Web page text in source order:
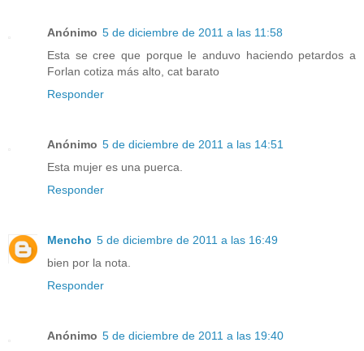
Anónimo 5 de diciembre de 2011 a las 11:58
Esta se cree que porque le anduvo haciendo petardos a
Forlan cotiza más alto, cat barato
Responder
Anónimo 5 de diciembre de 2011 a las 14:51
Esta mujer es una puerca.
Responder
Mencho 5 de diciembre de 2011 a las 16:49
bien por la nota.
Responder
Anónimo 5 de diciembre de 2011 a las 19:40